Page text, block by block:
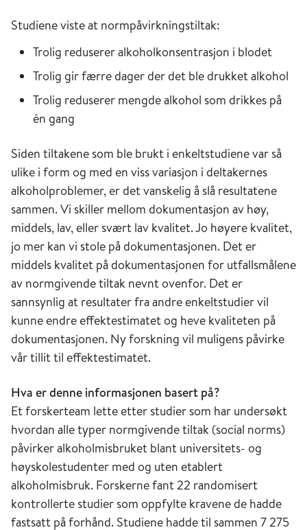
Studiene viste at normpåvirkningstiltak:
Trolig reduserer alkoholkonsentrasjon i blodet
Trolig gir færre dager der det ble drukket alkohol
Trolig reduserer mengde alkohol som drikkes på
én gang
Siden tiltakene som ble brukt i enkeltstudiene var så
ulike i form og med en viss variasjon i deltakernes
alkoholproblemer, er det vanskelig å slå resultatene
sammen. Vi skiller mellom dokumentasjon av høy,
middels, lav, eller svært lav kvalitet. Jo høyere kvalitet,
jo mer kan vi stole på dokumentasjonen. Det er
middels kvalitet på dokumentasjonen for utfallsmålene
av normgivende tiltak nevnt ovenfor. Det er
sannsynlig at resultater fra andre enkeltstudier vil
kunne endre effektestimatet og heve kvaliteten på
dokumentasjonen. Ny forskning vil muligens påvirke
vår tillit til effektestimatet.
Hva er denne informasjonen basert på?
Et forskerteam lette etter studier som har undersøkt
hvordan alle typer normgivende tiltak (social norms)
påvirker alkoholmisbruket blant universitets- og
høyskolestudenter med og uten etablert
alkoholmisbruk. Forskerne fant 22 randomisert
kontrollerte studier som oppfylte kravene de hadde
fastsatt på forhånd. Studiene hadde til sammen 7 275